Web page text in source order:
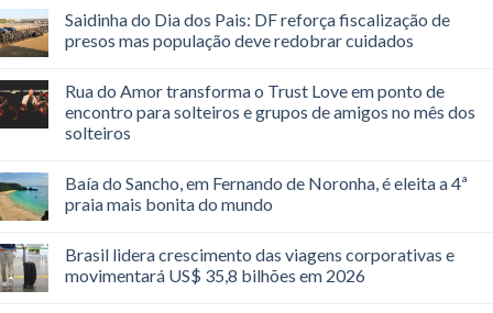
Saidinha do Dia dos Pais: DF reforça fiscalização de
presos mas população deve redobrar cuidados
Rua do Amor transforma o Trust Love em ponto de
encontro para solteiros e grupos de amigos no mês dos
solteiros
Baía do Sancho, em Fernando de Noronha, é eleita a 4ª
praia mais bonita do mundo
Brasil lidera crescimento das viagens corporativas e
movimentará US$ 35,8 bilhões em 2026